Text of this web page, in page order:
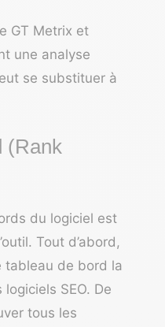
GT Metrix et
une analyse
se substituer à
(Rank
du logiciel est
Tout d’abord,
tableau de bord la
SEO. De
tous les